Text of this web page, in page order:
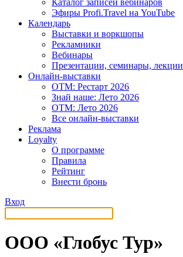
Каталог записей вебинаров
Эфиры Profi.Travel на YouTube
Календарь
Выставки и воркшопы
Рекламники
Вебинары
Презентации, семинары, лекции
Онлайн-выставки
OTM: Рестарт 2026
Знай наше: Лето 2026
OTM: Лето 2026
Все онлайн-выставки
Реклама
Loyalty
О программе
Правила
Рейтинг
Внести бронь
Вход
ООО «Глобус Тур»